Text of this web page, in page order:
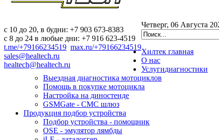
c 10 до 20, в будни: +7 903 673-8383
с 8 до 24 в любые дни: +7 916 623-4519
t.me/+79166234519 max.ru/+79166234519
sales@healtech.ru
healtech@healtech.ru
Четверг, 06 Августа
Хилтек главная
О нас
Услугидиагностики
Выездная диагностика мотоциклов
Помощь в покупке мотоцикла
Настройка на диностенде
GSMGate - СМС шлюз
Продукция подбор устройства
Подбор устройства - помощник
OSE - эмулятор лямбды